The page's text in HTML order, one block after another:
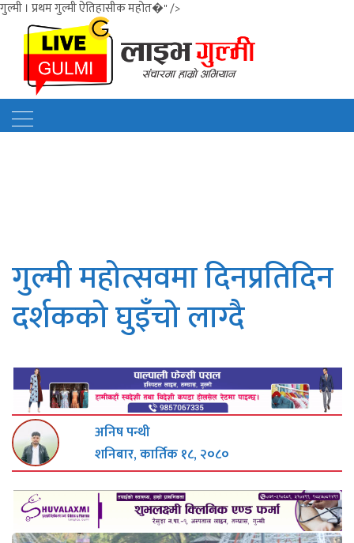
गुल्मी । प्रथम गुल्मी ऐतिहासीक महोत�" />
गुल्मी महोत्सवमा दिनप्रतिदिन
दर्शकको घुइँचो लाग्दै
अनिष पन्थी
शनिबार, कार्तिक १८, २०८०